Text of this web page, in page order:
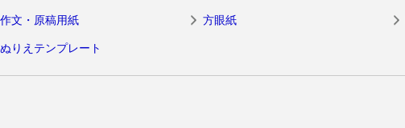
作文・原稿用紙 方眼紙
ぬりえテンプレート